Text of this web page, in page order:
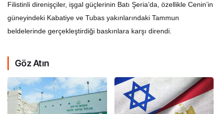
Filistinli direnişçiler, işgal güçlerinin Batı Şeria’da, özellikle Cenin’in
güneyindeki Kabatiye ve Tubas yakınlarındaki Tammun
beldelerinde gerçekleştirdiği baskınlara karşı direndi.
Göz Atın